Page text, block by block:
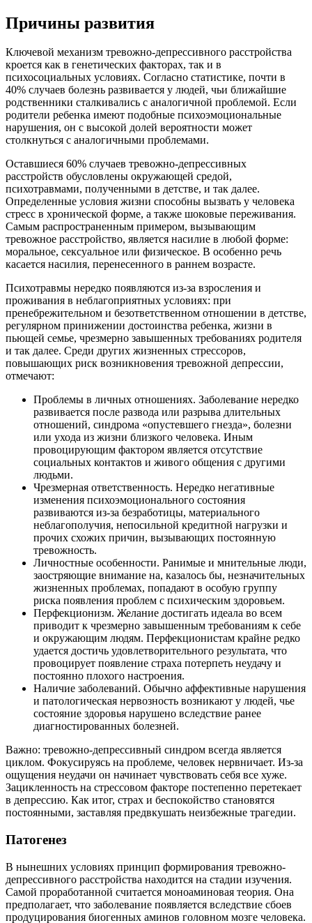
Причины развития
Ключевой механизм тревожно-депрессивного расстройства
кроется как в генетических факторах, так и в
психосоциальных условиях. Согласно статистике, почти в
40% случаев болезнь развивается у людей, чьи ближайшие
родственники сталкивались с аналогичной проблемой. Если
родители ребенка имеют подобные психоэмоциональные
нарушения, он с высокой долей вероятности может
столкнуться с аналогичными проблемами.
Оставшиеся 60% случаев тревожно-депрессивных
расстройств обусловлены окружающей средой,
психотравмами, полученными в детстве, и так далее.
Определенные условия жизни способны вызвать у человека
стресс в хронической форме, а также шоковые переживания.
Самым распространенным примером, вызывающим
тревожное расстройство, является насилие в любой форме:
моральное, сексуальное или физическое. В особенно речь
касается насилия, перенесенного в раннем возрасте.
Психотравмы нередко появляются из-за взросления и
проживания в неблагоприятных условиях: при
пренебрежительном и безответственном отношении в детстве,
регулярном принижении достоинства ребенка, жизни в
пьющей семье, чрезмерно завышенных требованиях родителя
и так далее. Среди других жизненных стрессоров,
повышающих риск возникновения тревожной депрессии,
отмечают:
Проблемы в личных отношениях. Заболевание нередко
развивается после развода или разрыва длительных
отношений, синдрома «опустевшего гнезда», болезни
или ухода из жизни близкого человека. Иным
провоцирующим фактором является отсутствие
социальных контактов и живого общения с другими
людьми.
Чрезмерная ответственность. Нередко негативные
изменения психоэмоционального состояния
развиваются из-за безработицы, материального
неблагополучия, непосильной кредитной нагрузки и
прочих схожих причин, вызывающих постоянную
тревожность.
Личностные особенности. Ранимые и мнительные люди,
заостряющие внимание на, казалось бы, незначительных
жизненных проблемах, попадают в особую группу
риска появления проблем с психическим здоровьем.
Перфекционизм. Желание достигать идеала во всем
приводит к чрезмерно завышенным требованиям к себе
и окружающим людям. Перфекционистам крайне редко
удается достичь удовлетворительного результата, что
провоцирует появление страха потерпеть неудачу и
постоянно плохого настроения.
Наличие заболеваний. Обычно аффективные нарушения
и патологическая нервозность возникают у людей, чье
состояние здоровья нарушено вследствие ранее
диагностированных болезней.
Важно: тревожно-депрессивный синдром всегда является
циклом. Фокусируясь на проблеме, человек нервничает. Из-за
ощущения неудачи он начинает чувствовать себя все хуже.
Зацикленность на стрессовом факторе постепенно перетекает
в депрессию. Как итог, страх и беспокойство становятся
постоянными, заставляя предвкушать неизбежные трагедии.
Патогенез
В нынешних условиях принцип формирования тревожно-
депрессивного расстройства находится на стадии изучения.
Самой проработанной считается моноаминовая теория. Она
предполагает, что заболевание появляется вследствие сбоев
продуцирования биогенных аминов головном мозге человека.